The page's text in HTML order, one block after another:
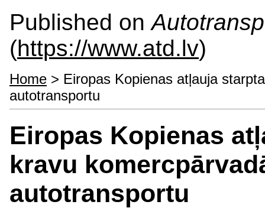
Published on
(https://www.atd.lv)
Home > Eiropas Kopienas atļauja
autotransportu
Eiropas Kopienas
kravu
autotransportu